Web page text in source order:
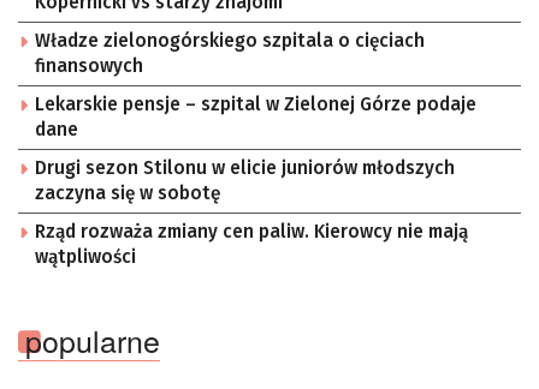
Władze zielonogórskiego szpitala o cięciach
finansowych
Lekarskie pensje – szpital w Zielonej Górze podaje
dane
Drugi sezon Stilonu w elicie juniorów młodszych
zaczyna się w sobotę
Rząd rozważa zmiany cen paliw. Kierowcy nie mają
wątpliwości
popularne